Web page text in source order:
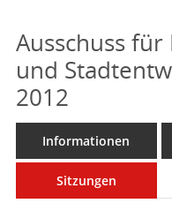
Ausschuss
und
2012
Informationen
Sitzungen